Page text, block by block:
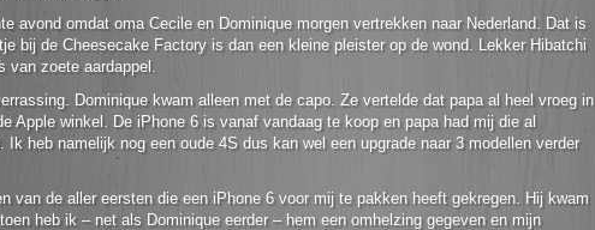
avond omdat oma Cecile en Dominique morgen vertrekken naar Nederland. Dat is
bij de Cheesecake Factory is dan een kleine pleister op de wond. Lekker Hibatchi
van zoete aardappel.
Dominique kwam alleen met de capo. Ze vertelde dat papa al heel vroeg in
Apple winkel. De iPhone 6 is vanaf vandaag te koop en papa had mij die al
Ik heb namelijk nog een oude 4S dus kan wel een upgrade naar 3 modellen verder
van de aller eersten die een iPhone 6 voor mij te pakken heeft gekregen. Hij kwam
heb ik – net als Dominique eerder – hem een omhelzing gegeven en mijn